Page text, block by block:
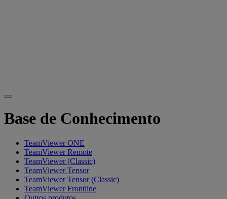
Base de Conhecimento
TeamViewer ONE
TeamViewer Remote
TeamViewer (Classic)
TeamViewer Tensor
TeamViewer Tensor (Classic)
TeamViewer Frontline